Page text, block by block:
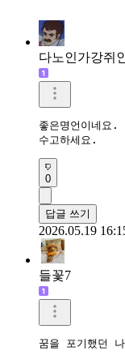
다노인가강쥐
좋은명언이네요.
수고하세요.
0
답글 쓰기
2026.05.19
들꽃7
꿈을 포기했던